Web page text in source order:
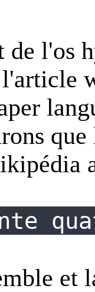
de l'os
l'article
et